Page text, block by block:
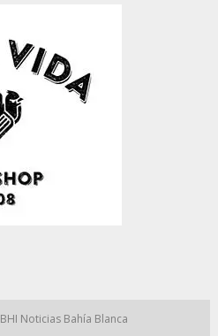
BHI Noticias Bahía Blanca